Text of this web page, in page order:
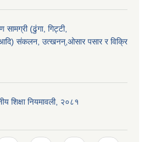
सामग्री (ढुंगा, गिट्टी,
संकलन, उत्खनन्,ओसार पसार र विक्रि
शिक्षा नियमावली, २०८१